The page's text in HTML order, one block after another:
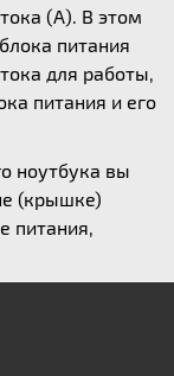
(А). В этом
питания
для работы,
питания и его
ноутбука вы
(крышке)
питания,